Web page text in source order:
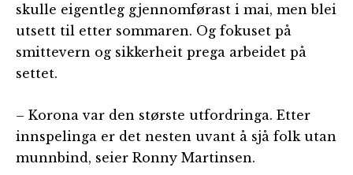
skulle eigentleg gjennomførast i mai, men blei
utsett til etter sommaren. Og fokuset på
smittevern og sikkerheit prega arbeidet på
settet.
– Korona var den største utfordringa. Etter
innspelinga er det nesten uvant å sjå folk utan
munnbind, seier Ronny Martinsen.